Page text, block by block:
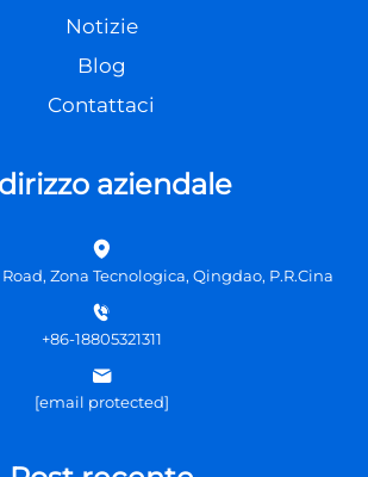
Notizie
Blog
Contattaci
aziendale
Zona Tecnologica, Qingdao, P.R.Cina
+86-18805321311
[email protected]